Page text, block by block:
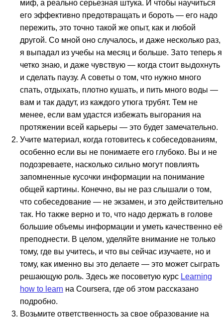
миф, а реально серьезная штука. И чтобы научиться
его эффективно предотвращать и бороть — его надо
пережить, это точно такой же опыт, как и любой
другой. Со мной оно случалось, и даже несколько раз,
я выпадал из учебы на месяц и больше. Зато теперь я
четко знаю, и даже чувствую — когда стоит выдохнуть
и сделать паузу. А советы о том, что нужно много
спать, отдыхать, плотно кушать, и пить много воды —
вам и так дадут, из каждого утюга трубят. Тем не
менее, если вам удастся избежать выгорания на
протяжении всей карьеры — это будет замечательно.
Учите материал, когда готовитесь к собеседованиям,
особенно если вы не понимаете его глубоко. Вы и не
подозреваете, насколько сильно могут повлиять
запомненные кусочки информации на понимание
общей картины. Конечно, вы не раз слышали о том,
что собеседование — не экзамен, и это действительно
так. Но также верно и то, что надо держать в голове
большие объемы информации и уметь качественно её
преподнести. В целом, уделяйте внимание не только
тому, где вы учитесь, и что вы сейчас изучаете, но и
тому, как именно вы это делаете — это может сыграть
решающую роль. Здесь же посоветую курс Learning
how to learn на Coursera, где об этом рассказано
подробно.
Возьмите ответственность за свое образование на